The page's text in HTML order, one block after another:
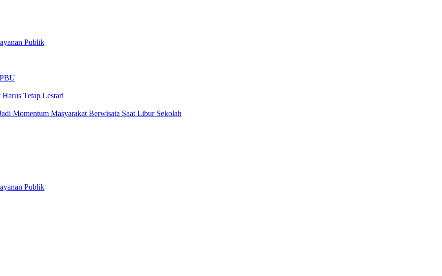
Publik
Tetap Lestari
Momentum Masyarakat Berwisata Saat Libur Sekolah
Publik